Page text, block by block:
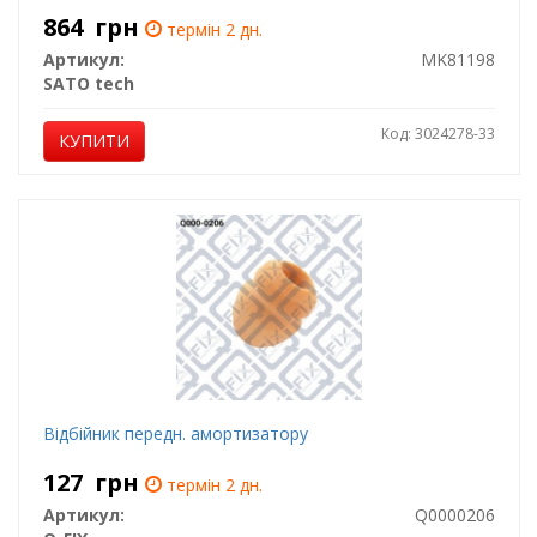
864 грн
термін 2 дн.
Артикул:
MK81198
SATO tech
КУПИТИ Код: 3024278-33
Відбійник передн. амортизатору
127 грн
термін 2 дн.
Артикул:
Q0000206